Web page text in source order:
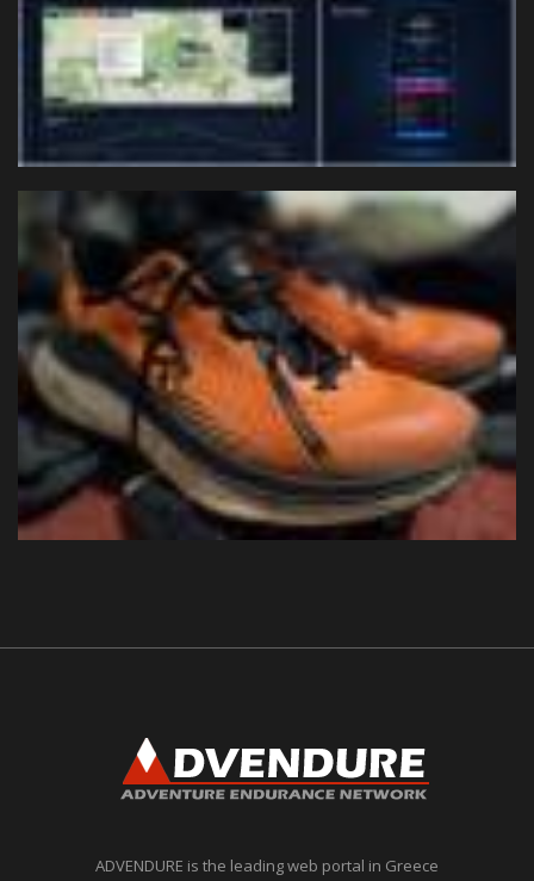
ADVENDURE is the leading web portal in Greece